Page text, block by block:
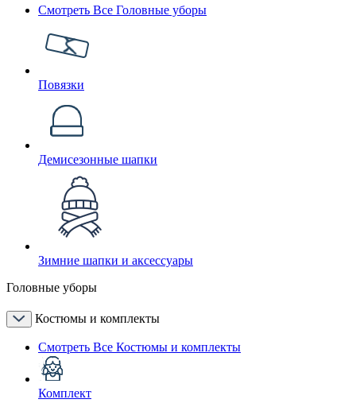
Смотреть Все Головные уборы
Повязки
Демисезонные шапки
Зимние шапки и аксессуары
Головные уборы
Костюмы и комплекты
Смотреть Все Костюмы и комплекты
Комплект